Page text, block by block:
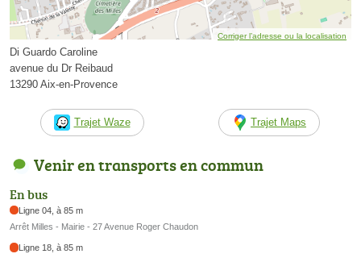
Corriger l’adresse ou la localisation
Di Guardo Caroline
avenue du Dr Reibaud
13290 Aix-en-Provence
Trajet Waze Trajet Maps
Venir en transports en commun
En bus
Ligne 04, à 85 m
Arrêt Milles - Mairie - 27 Avenue Roger Chaudon
Ligne 18, à 85 m